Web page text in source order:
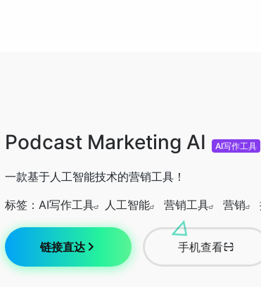
Podcast Marketing AI AI写作工具
一款基于人工智能技术的营销工具！
标签： AI写作工具 人工智能 营销工具 营销
链接直达 手机查看